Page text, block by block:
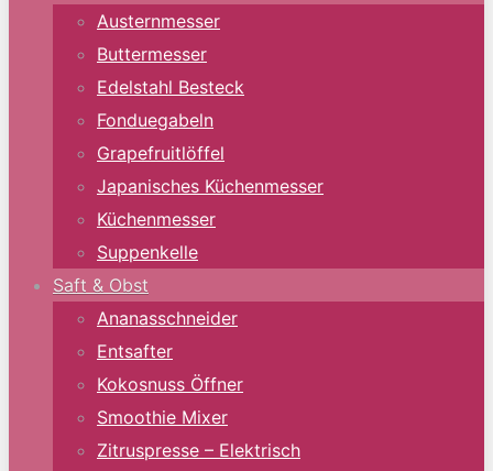
Austernmesser
Buttermesser
Edelstahl Besteck
Fonduegabeln
Grapefruitlöffel
Japanisches Küchenmesser
Küchenmesser
Suppenkelle
Saft & Obst
Ananasschneider
Entsafter
Kokosnuss Öffner
Smoothie Mixer
Zitruspresse – Elektrisch